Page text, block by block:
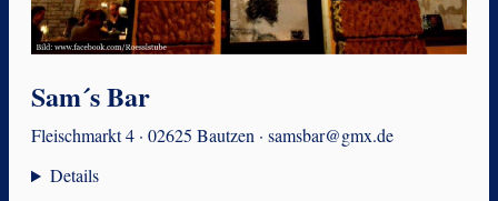
Sam´s Bar
Fleischmarkt 4 · 02625 Bautzen · samsbar@gmx.de
Details